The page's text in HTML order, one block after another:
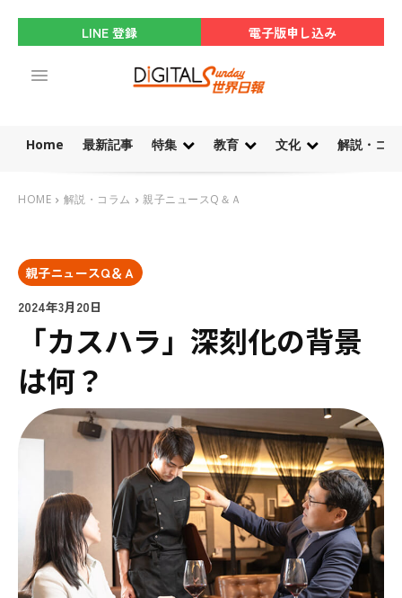
LINE 登録 電子版申し込み
Home 最新記事 特集 教育 文化 解説・コ
HOME 解説・コラム 親子ニュースQ＆Ａ
親子ニュースQ＆Ａ
2024年3月20日
「カスハラ」深刻化の背景
は何？